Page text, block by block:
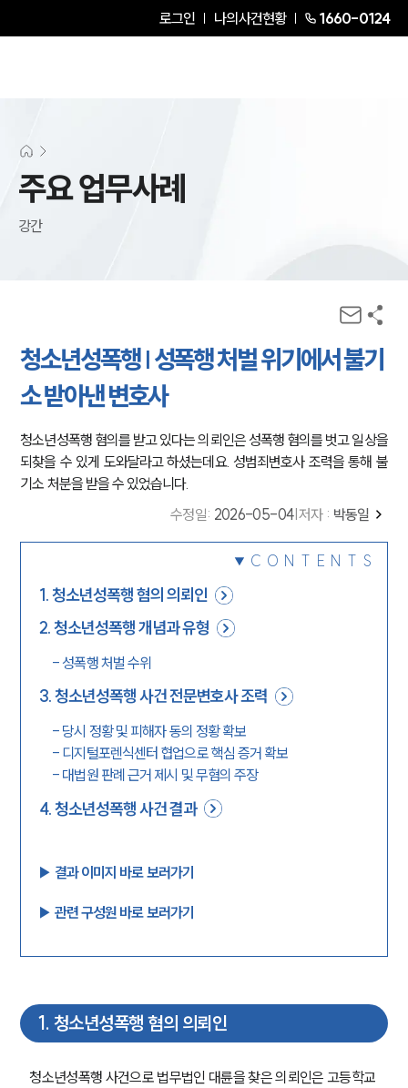
로그인 나의사건현황 1660-0124
주요 업무사례
강간
청소년성폭행 | 성폭행 처벌 위기에서 불기
소 받아낸 변호사
청소년성폭행 혐의를 받고 있다는 의뢰인은 성폭행 혐의를 벗고 일상을
되찾을 수 있게 도와달라고 하셨는데요. 성범죄변호사 조력을 통해 불
기소 처분을 받을 수 있었습니다.
수정일: 2026-05-04 저자 : 박동일
CONTENTS
1.청소년성폭행 혐의 의뢰인
2.청소년성폭행 개념과 유형
- 성폭행 처벌 수위
3.청소년성폭행 사건 전문변호사 조력
- 당시 정황 및 피해자 동의 정황 확보
- 디지털포렌식센터 협업으로 핵심 증거 확보
- 대법원 판례 근거 제시 및 무혐의 주장
4.청소년성폭행 사건 결과
▶︎ 결과 이미지 바로 보러가기
▶︎ 관련 구성원 바로 보러가기
1. 청소년성폭행 혐의 의뢰인
청소년성폭행 사건으로 법무법인 대륜을 찾은 의뢰인은 고등학교